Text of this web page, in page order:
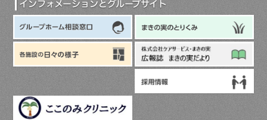
インフォメーションとグループサイト